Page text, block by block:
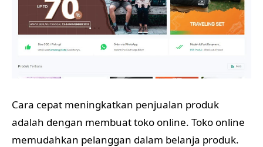
Cara cepat meningkatkan penjualan produk
adalah dengan membuat toko online. Toko online
memudahkan pelanggan dalam belanja produk.